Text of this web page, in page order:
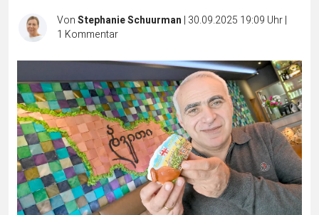
VonStephanie Schuurman | 30.09.2025 19:09 Uhr|
1 Kommentar